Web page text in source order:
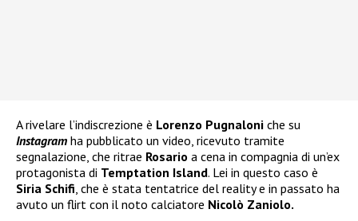
A rivelare l’indiscrezione è Lorenzo Pugnaloni che su
Instagram ha pubblicato un video, ricevuto tramite
segnalazione, che ritrae Rosario a cena in compagnia di un’ex
protagonista di Temptation Island. Lei in questo caso è
Siria Schifi, che è stata tentatrice del reality e in passato ha
avuto un flirt con il noto calciatore Nicolò Zaniolo.